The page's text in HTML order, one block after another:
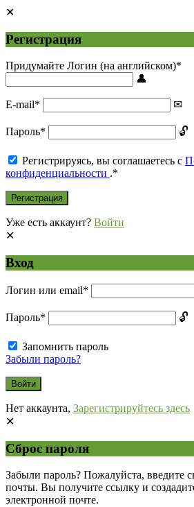
Регистрация
Придумайте Логин (на английском)*
E-mail*
Пароль*
Регистрируясь, вы соглашаетесь с
конфиденциальности .*
Уже есть аккаунт? Войти
Вход
Логин или email*
Пароль*
Запомнить пароль
Забыли пароль?
Нет аккаунта, Зарегистрируйтесь здесь
Сброс пароля
Забыли пароль? Пожалуйста, введите
почты. Вы получите ссылку и
электронной почте.